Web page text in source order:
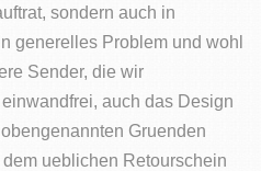
sondern auch in
generelles Problem und wohl
Sender, die wir
auch das Design
Gruenden
ueblichen Retourschein